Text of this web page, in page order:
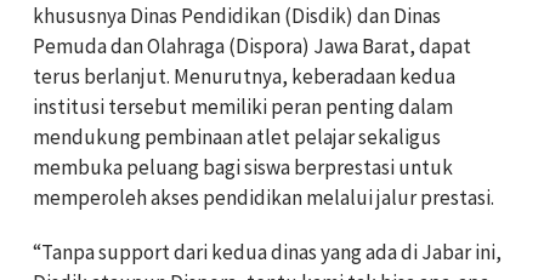
khususnya Dinas Pendidikan (Disdik) dan Dinas
Pemuda dan Olahraga (Dispora) Jawa Barat, dapat
terus berlanjut. Menurutnya, keberadaan kedua
institusi tersebut memiliki peran penting dalam
mendukung pembinaan atlet pelajar sekaligus
membuka peluang bagi siswa berprestasi untuk
memperoleh akses pendidikan melalui jalur prestasi.
“Tanpa support dari kedua dinas yang ada di Jabar ini,